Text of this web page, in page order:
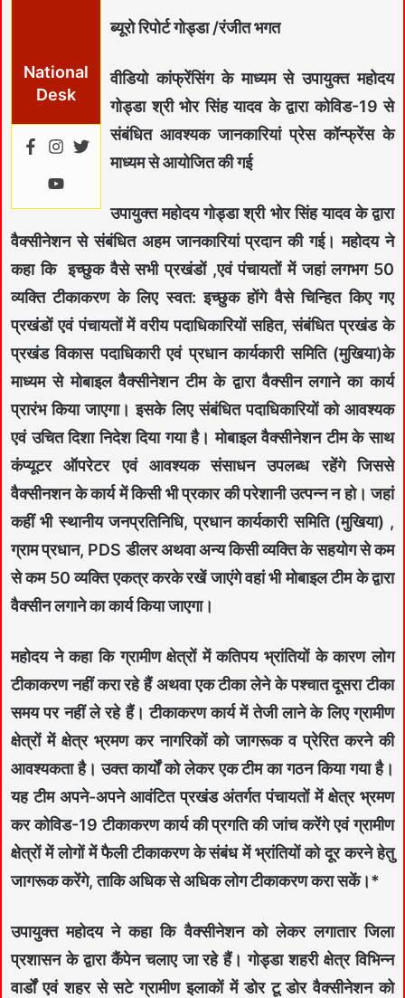
National
Desk
ब्यूरो रिपोर्ट गोड्डा /रंजीत भगत
वीडियो कांफ्रेंसिंग के माध्यम से उपायुक्त महोदय
गोड्डा श्री भोर सिंह यादव के द्वारा कोविड-19 से
संबंधित आवश्यक जानकारियां प्रेस कॉन्फ्रेंस के
माध्यम से आयोजित की गई
उपायुक्त महोदय गोड्डा श्री भोर सिंह यादव के द्वारा
वैक्सीनेशन से संबंधित अहम जानकारियां प्रदान की गई। महोदय ने
कहा कि इच्छुक वैसे सभी प्रखंडों ,एवं पंचायतों में जहां लगभग 50
व्यक्ति टीकाकरण के लिए स्वत: इच्छुक होंगे वैसे चिन्हित किए गए
प्रखंडों एवं पंचायतों में वरीय पदाधिकारियों सहित, संबंधित प्रखंड के
प्रखंड विकास पदाधिकारी एवं प्रधान कार्यकारी समिति (मुखिया)के
माध्यम से मोबाइल वैक्सीनेशन टीम के द्वारा वैक्सीन लगाने का कार्य
प्रारंभ किया जाएगा। इसके लिए संबंधित पदाधिकारियों को आवश्यक
एवं उचित दिशा निदेश दिया गया है। मोबाइल वैक्सीनेशन टीम के साथ
कंप्यूटर ऑपरेटर एवं आवश्यक संसाधन उपलब्ध रहेंगे जिससे
वैक्सीनशन के कार्य में किसी भी प्रकार की परेशानी उत्पन्न न हो। जहां
कहीं भी स्थानीय जनप्रतिनिधि, प्रधान कार्यकारी समिति (मुखिया) ,
ग्राम प्रधान, PDS डीलर अथवा अन्य किसी व्यक्ति के सहयोग से कम
से कम 50 व्यक्ति एकत्र करके रखें जाएंगे वहां भी मोबाइल टीम के द्वारा
वैक्सीन लगाने का कार्य किया जाएगा।
महोदय ने कहा कि ग्रामीण क्षेत्रों में कतिपय भ्रांतियों के कारण लोग
टीकाकरण नहीं करा रहे हैं अथवा एक टीका लेने के पश्चात दूसरा टीका
समय पर नहीं ले रहे हैं। टीकाकरण कार्य में तेजी लाने के लिए ग्रामीण
क्षेत्रों में क्षेत्र भ्रमण कर नागरिकों को जागरूक व प्रेरित करने की
आवश्यकता है। उक्त कार्यों को लेकर एक टीम का गठन किया गया है।
यह टीम अपने-अपने आवंटित प्रखंड अंतर्गत पंचायतों में क्षेत्र भ्रमण
कर कोविड-19 टीकाकरण कार्य की प्रगति की जांच करेंगे एवं ग्रामीण
क्षेत्रों में लोगों में फैली टीकाकरण के संबंध में भ्रांतियों को दूर करने हेतु
जागरूक करेंगे, ताकि अधिक से अधिक लोग टीकाकरण करा सकें।*
उपायुक्त महोदय ने कहा कि वैक्सीनेशन को लेकर लगातार जिला
प्रशासन के द्वारा कैंपेन चलाए जा रहे हैं। गोड्डा शहरी क्षेत्र विभिन्न
वार्डों एवं शहर से सटे ग्रामीण इलाकों में डोर टू डोर वैक्सीनेशन को